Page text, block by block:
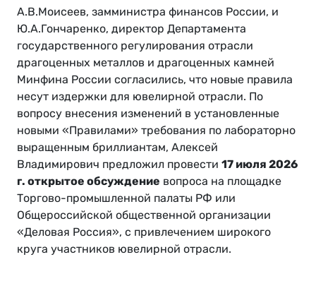
А.В.Моисеев, замминистра финансов России, и
Ю.А.Гончаренко, директор Департамента
государственного регулирования отрасли
драгоценных металлов и драгоценных камней
Минфина России согласились, что новые правила
несут издержки для ювелирной отрасли. По
вопросу внесения изменений в установленные
новыми «Правилами» требования по лабораторно
выращенным бриллиантам, Алексей
Владимирович предложил провести 17 июля 2026
г. открытое обсуждение вопроса на площадке
Торгово-промышленной палаты РФ или
Общероссийской общественной организации
«Деловая Россия», с привлечением широкого
круга участников ювелирной отрасли.